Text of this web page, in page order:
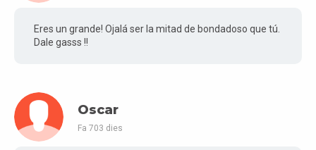
Eres un grande! Ojalá ser la mitad de bondadoso que tú.
Dale gasss !!
Oscar
Fa 703 dies